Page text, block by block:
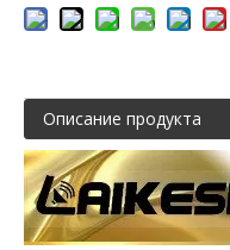
Описание продукта